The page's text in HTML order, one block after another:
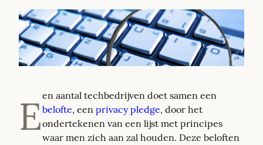
Ebelofte, een privacy pledge, door het
ondertekenen van een lijst met principes
waar men zich aan zal houden. Deze beloften